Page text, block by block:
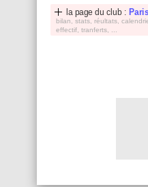
la page du club :
bilan, stats, réultats,
effectif, tranferts, ...